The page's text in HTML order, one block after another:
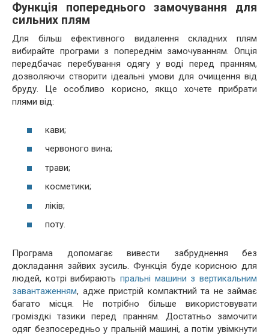
Функція попереднього замочування для
сильних плям
Для більш ефективного видалення складних плям
вибирайте програми з попереднім замочуванням. Опція
передбачає перебування одягу у воді перед пранням,
дозволяючи створити ідеальні умови для очищення від
бруду. Це особливо корисно, якщо хочете прибрати
плями від:
кави;
червоного вина;
трави;
косметики;
ліків;
поту.
Програма допомагає вивести забруднення без
докладання зайвих зусиль. Функція буде корисною для
людей, котрі вибирають пральні машини з вертикальним
завантаженням, адже пристрій компактний та не займає
багато місця. Не потрібно більше використовувати
громіздкі тазики перед пранням. Достатньо замочити
одяг безпосередньо у пральній машині, а потім увімкнути